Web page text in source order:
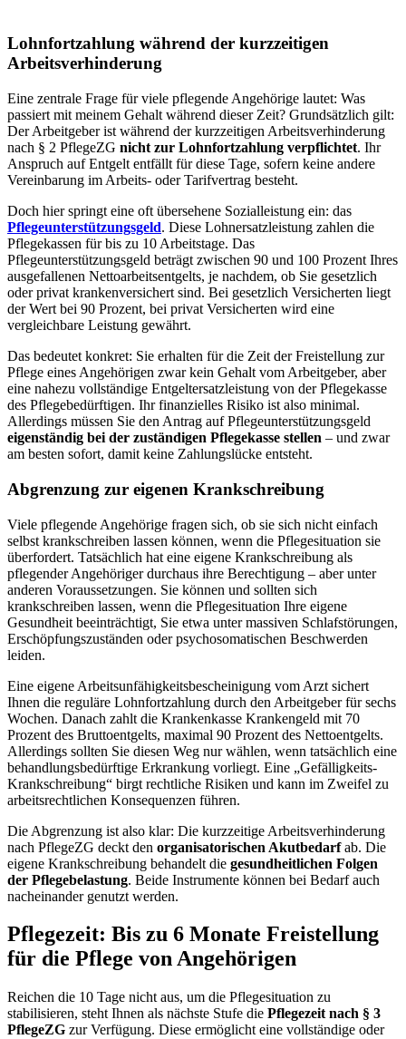
Lohnfortzahlung während der kurzzeitigen
Arbeitsverhinderung
Eine zentrale Frage für viele pflegende Angehörige lautet: Was
passiert mit meinem Gehalt während dieser Zeit? Grundsätzlich gilt:
Der Arbeitgeber ist während der kurzzeitigen Arbeitsverhinderung
nach § 2 PflegeZG nicht zur Lohnfortzahlung verpflichtet. Ihr
Anspruch auf Entgelt entfällt für diese Tage, sofern keine andere
Vereinbarung im Arbeits- oder Tarifvertrag besteht.
Doch hier springt eine oft übersehene Sozialleistung ein: das
Pflegeunterstützungsgeld. Diese Lohnersatzleistung zahlen die
Pflegekassen für bis zu 10 Arbeitstage. Das
Pflegeunterstützungsgeld beträgt zwischen 90 und 100 Prozent Ihres
ausgefallenen Nettoarbeitsentgelts, je nachdem, ob Sie gesetzlich
oder privat krankenversichert sind. Bei gesetzlich Versicherten liegt
der Wert bei 90 Prozent, bei privat Versicherten wird eine
vergleichbare Leistung gewährt.
Das bedeutet konkret: Sie erhalten für die Zeit der Freistellung zur
Pflege eines Angehörigen zwar kein Gehalt vom Arbeitgeber, aber
eine nahezu vollständige Entgeltersatzleistung von der Pflegekasse
des Pflegebedürftigen. Ihr finanzielles Risiko ist also minimal.
Allerdings müssen Sie den Antrag auf Pflegeunterstützungsgeld
eigenständig bei der zuständigen Pflegekasse stellen – und zwar
am besten sofort, damit keine Zahlungslücke entsteht.
Abgrenzung zur eigenen Krankschreibung
Viele pflegende Angehörige fragen sich, ob sie sich nicht einfach
selbst krankschreiben lassen können, wenn die Pflegesituation sie
überfordert. Tatsächlich hat eine eigene Krankschreibung als
pflegender Angehöriger durchaus ihre Berechtigung – aber unter
anderen Voraussetzungen. Sie können und sollten sich
krankschreiben lassen, wenn die Pflegesituation Ihre eigene
Gesundheit beeinträchtigt, Sie etwa unter massiven Schlafstörungen,
Erschöpfungszuständen oder psychosomatischen Beschwerden
leiden.
Eine eigene Arbeitsunfähigkeitsbescheinigung vom Arzt sichert
Ihnen die reguläre Lohnfortzahlung durch den Arbeitgeber für sechs
Wochen. Danach zahlt die Krankenkasse Krankengeld mit 70
Prozent des Bruttoentgelts, maximal 90 Prozent des Nettoentgelts.
Allerdings sollten Sie diesen Weg nur wählen, wenn tatsächlich eine
behandlungsbedürftige Erkrankung vorliegt. Eine „Gefälligkeits-
Krankschreibung“ birgt rechtliche Risiken und kann im Zweifel zu
arbeitsrechtlichen Konsequenzen führen.
Die Abgrenzung ist also klar: Die kurzzeitige Arbeitsverhinderung
nach PflegeZG deckt den organisatorischen Akutbedarfab. Die
eigene Krankschreibung behandelt die gesundheitlichen Folgen
der Pflegebelastung. Beide Instrumente können bei Bedarf auch
nacheinander genutzt werden.
Pflegezeit: Bis zu 6 Monate Freistellung
für die Pflege von Angehörigen
Reichen die 10 Tage nicht aus, um die Pflegesituation zu
stabilisieren, steht Ihnen als nächste Stufe die Pflegezeit nach § 3
PflegeZG zur Verfügung. Diese ermöglicht eine vollständige oder